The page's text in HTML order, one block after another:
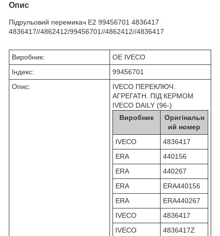
Опис
Підрульовий перемикач Е2 99456701 4836417
4836417//4862412/99456701//4862412//4836417
Виробник:
OE IVECO
Індекс:
99456701
Опис:
IVECO ПЕРЕКЛЮЧ.
АГРЕГАТН. ПІД КЕРМОМ
IVECO DAILY (96-)
Виробник
Оригінальн
ий номер
IVECO
4836417
ERA
440156
ERA
440267
ERA
ERA440156
ERA
ERA440267
IVECO
4836417
IVECO
4836417Z